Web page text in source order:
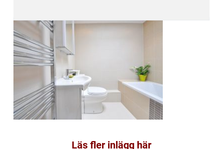
Läs fler inlägg här